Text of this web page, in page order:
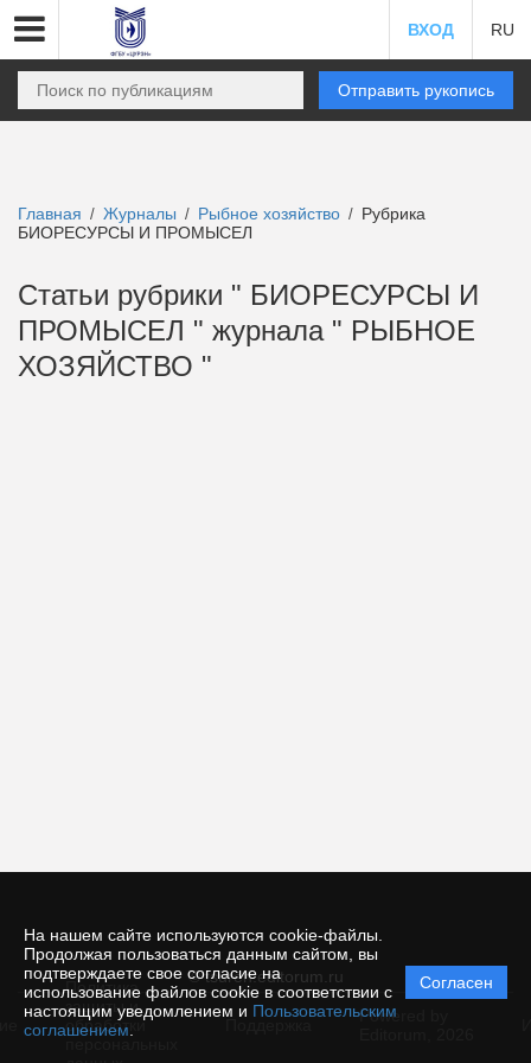
На нашем сайте используются cookie-файлы.
Продолжая пользоваться данным сайтом, вы
подтверждаете свое согласие на
использование файлов cookie в соответствии с
настоящим уведомлением и Пользовательским
соглашением
Согласен
ВХОД RU
Отправить рукопись
Главная / Журналы / Рыбное хозяйство / Рубрика
БИОРЕСУРСЫ И ПРОМЫСЕЛ
Статьи рубрики " БИОРЕСУРСЫ И
ПРОМЫСЕЛ " журнала " РЫБНОЕ
ХОЗЯЙСТВО "
© tsuren.editorum.ru
Политика
защиты и
обработки
Powered by